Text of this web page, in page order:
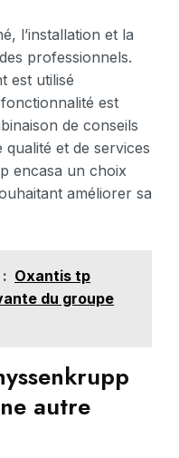
l’installation et la
professionnels.
est utilisé
est
de conseils
et de services
encasa un choix
améliorer sa
Oxantis tp
du groupe
autre